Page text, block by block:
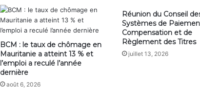
BCM : le taux de chômage en
Mauritanie a atteint 13 % et
l’emploi a reculé l’année
dernière
août 6, 2026
Réunion du Conseil
Systèmes de
Compensation et de
Règlement des Titres
juillet 13, 2026